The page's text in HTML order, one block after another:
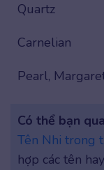
Quartz
Carnelian
Pearl,
Có thể bạn
Tên Nhi trong
hợp các tên